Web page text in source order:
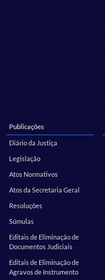
Publicações
Diário da Justiça
Legislação
Atos Normativos
Atos da Secretaria Geral
Resoluções
Súmulas
Editais de Eliminação de
Documentos Judiciais
Editais de Eliminação de
Agravos de Instrumento